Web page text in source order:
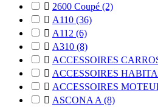
 2600 Coupé (2)
 A110 (36)
 A112 (6)
 A310 (8)
 ACCESSOIRES
 ACCESSOIRES
 ACCESSOIRES
 ASCONA A (8)